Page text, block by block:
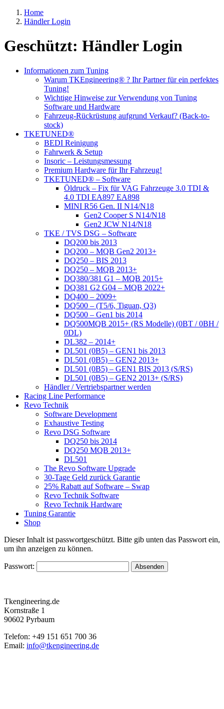
Home
Händler Login
Geschützt: Händler Login
Informationen zum Tuning
Warum TKEngineering® ? Ihr Partner für ein perfektes
Tuning!
Wichtige Hinweise zur Verwendung von Tuning
Software und Hardware
Fahrzeug-Rückrüstung aufgrund Verkauf? (Back-to-
stock)
TKETUNED®
BEDI Reinigung
Fahrwerk & Setup
Insoric – Leistungsmessung
Premium Hardware für Ihr Fahrzeug!
TKETUNED® – Software
Öldruck – Fix für VAG Fahrzeuge 3.0 TDI &
4.0 TDI EA897 EA898
MINI R56 Gen. II N14/N18
Gen2 Cooper S N14/N18
Gen2 JCW N14/N18
TKE / TVS DSG – Software
DQ200 bis 2013
DQ200 – MQB Gen2 2013+
DQ250 – BIS 2013
DQ250 – MQB 2013+
DQ380/381 G1 – MQB 2015+
DQ381 G2 G04 – MQB 2022+
DQ400 – 2009+
DQ500 – (T5/6, Tiguan, Q3)
DQ500 – Gen1 bis 2014
DQ500MQB 2015+ (RS Modelle) (0BT / 0BH /
0DL)
DL382 – 2014+
DL501 (0B5) – GEN1 bis 2013
DL501 (0B5) – GEN2 2013+
DL501 (0B5) – GEN1 BIS 2013 (S/RS)
DL501 (0B5) – GEN2 2013+ (S/RS)
Händler / Vertriebspartner werden
Racing Line Performance
Revo Technik
Software Development
Exhaustive Testing
Revo DSG Software
DQ250 bis 2014
DQ250 MQB 2013+
DL501
The Revo Software Upgrade
30-Tage Geld zurück Garantie
25% Rabatt auf Software – Swap
Revo Technik Software
Revo Technik Hardware
Tuning Garantie
Shop
Dieser Inhalt ist passwortgeschützt. Bitte gib unten das Passwort ein,
um ihn anzeigen zu können.
Passwort:
Tkengineering.de
Kornstraße 1
90602 Pyrbaum
Telefon: +49 151 651 700 36
Email: info@tkengineering.de